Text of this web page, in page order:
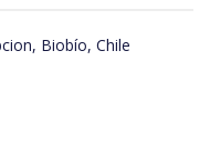
Biobío, Chile